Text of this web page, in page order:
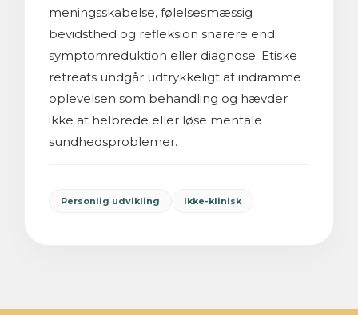
meningsskabelse, følelsesmæssig
bevidsthed og refleksion snarere end
symptomreduktion eller diagnose. Etiske
retreats undgår udtrykkeligt at indramme
oplevelsen som behandling og hævder
ikke at helbrede eller løse mentale
sundhedsproblemer.
Personlig udvikling Ikke-klinisk